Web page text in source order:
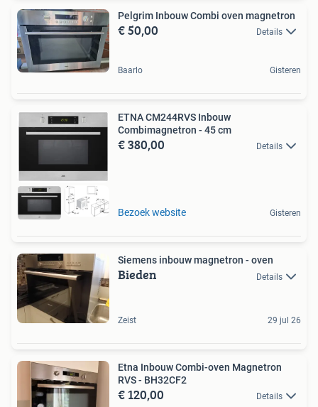
Pelgrim Inbouw Combi oven magnetron
€ 50,00 Details
Baarlo Gisteren
ETNA CM244RVS Inbouw
Combimagnetron - 45 cm
€ 380,00 Details
Bezoek website Gisteren
Siemens inbouw magnetron - oven
Bieden Details
Zeist 29 jul 26
Etna Inbouw Combi-oven Magnetron
RVS - BH32CF2
€ 120,00 Details